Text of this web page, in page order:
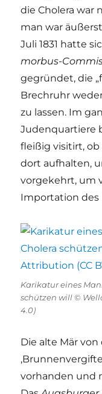
die Cholera war
man war
Juli 1831 hatte
morbus-
gegründet, die
Brechruhr
zu lassen. Im
Judenquartiere
fleißig visitirt,
dort aufhalten,
vorgekehrt, um
Importation des
Karikatur eines
schützen will ©
4.0)
Die alte Mär
vorhanden und